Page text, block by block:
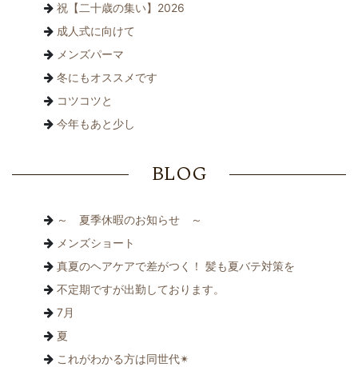
祝【二十歳の集い】2026
成人式に向けて
メンズパーマ
冬にもオススメです
コツコツと
今年もあと少し
BLOG
～ 夏季休暇のお知らせ ～
メンズショート
真夏のヘアケアで差がつく！ 髪も夏バテ対策を
不定期ですが出勤しております。
7月
夏
これがわかる方は同世代✴︎